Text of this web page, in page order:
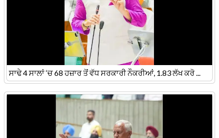
ਸਾਢੇ 4 ਸਾਲਾਂ ‘ਚ 68 ਹਜ਼ਾਰ ਤੋਂ ਵੱਧ ਸਰਕਾਰੀ ਨੌਕਰੀਆਂ, 1.83 ਲੱਖ ਕਰੋ ...